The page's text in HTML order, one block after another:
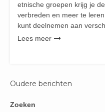
etnische groepen krijg je
verbreden en meer te
kunt deelnemen aan
Lees meer
Berichten
navigatie
Oudere berichten
Zoeken